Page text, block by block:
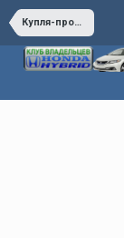
Купля-продажа - Покупка и продажа всего, что связано с машиной